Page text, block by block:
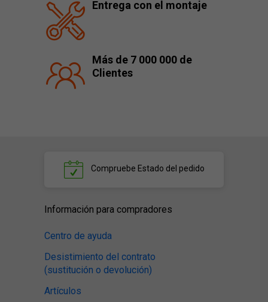
Entrega con el montaje
Más de 7 000 000 de
Clientes
Compruebe Estado del pedido
Información para compradores
Centro de ayuda
Desistimiento del contrato
(sustitución o devolución)
Artículos